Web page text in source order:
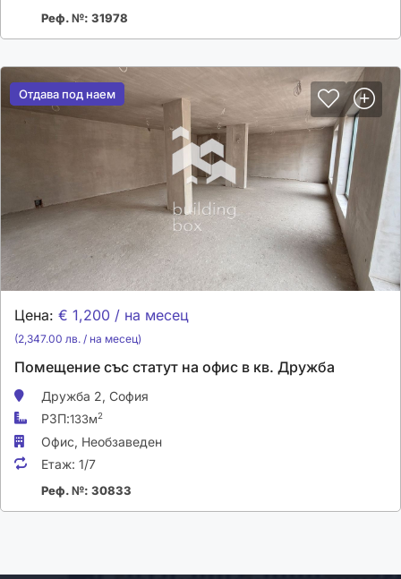
Реф. №: 31978
Отдава под наем
Отдава под наем
Цена: € 1,200 / на месец
(2,347.00 лв. / на месец)
Помещение със статут на офис в кв. Дружба
Дружба 2, София
РЗП:133м2
Офис, Необзаведен
Етаж: 1/7
Реф. №: 30833